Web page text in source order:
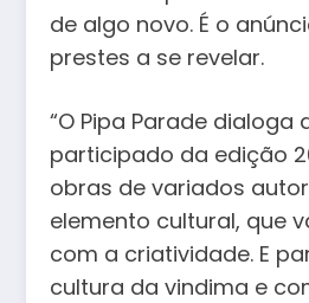
de algo novo. É o
prestes a se revelar.
“O Pipa Parade
participado da edição
obras de variados
elemento cultural, que
com a criatividade. E
cultura da vindima e